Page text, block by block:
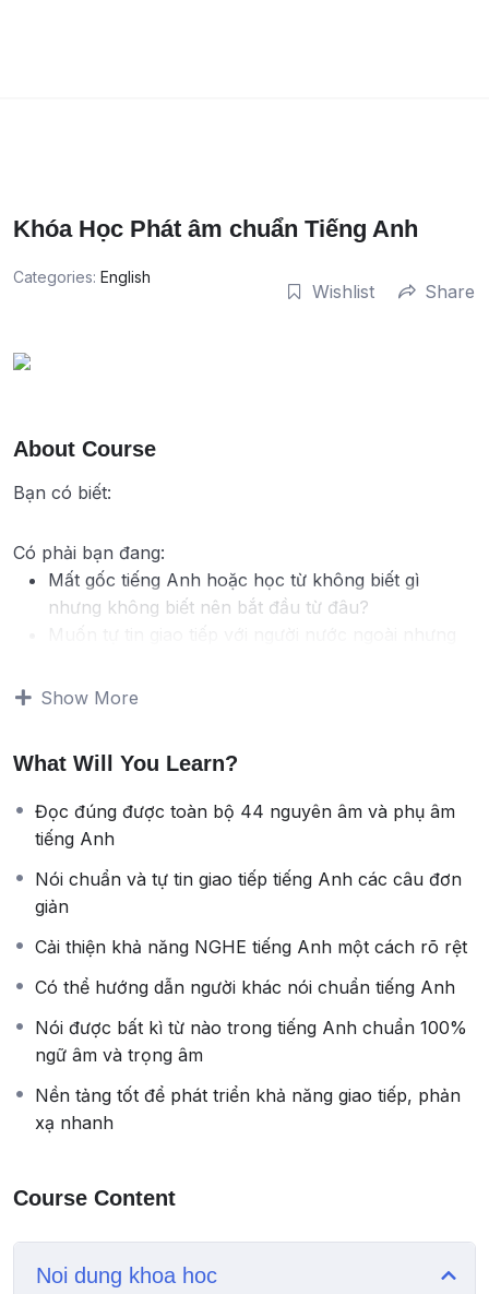
Khóa Học Phát âm chuẩn Tiếng Anh
Categories: English
Wishlist Share
About Course
Bạn có biết:
Có phải bạn đang:
Mất gốc tiếng Anh hoặc học từ không biết gì
nhưng không biết nên bắt đầu từ đâu?
nói?
thích và tự tin nói tiếng Anh?
Bạn muốn học ngoại ngữ online nhưng chưa tìm
được địa chỉ uy tín, phù hợp
Vậy thì đây là khóa học ĐẦU TIÊN và QUAN TRỌNG
NHẤT với bạn. Vì sao?
Khi học tiếng Anh hay bất cứ một ngôn ngữ nào khác
đều có 3 yếu tố: Ngữ âm, từ vựng và ngữ pháp. Trong
3 yếu tố này thì NGỮ ÂM là nền tảng, và nền móng
quan trọng nhất để học tốt tiếng Anh. Và khi có ngữ
âm tốt, thì việc nghe nói tiếng Anh của bạn sẽ trở nên
CỰC KÌ ĐƠN GIẢN.
Khóa học phát âm Tiếng Anh online của giảng viên
Linh Vũ Phát âm chuẩn Tiếng Anh dành cho bất kỳ ai
mới bắt đầu học tiếng Anh, bạn sẽ tiết kiệm rất nhiều
tiếng Anh PHÙ HỢP VÀ HIỆU QUẢ NHẤT DÀNH CHO
Show More
What Will You Learn?
Đọc đúng được toàn bộ 44 nguyên âm và phụ âm
tiếng Anh
Nói chuẩn và tự tin giao tiếp tiếng Anh các câu đơn
giản
Cải thiện khả năng NGHE tiếng Anh một cách rõ rệt
Có thể hướng dẫn người khác nói chuẩn tiếng Anh
Nói được bất kì từ nào trong tiếng Anh chuẩn 100%
ngữ âm và trọng âm
Nền tảng tốt để phát triển khả năng giao tiếp, phản
xạ nhanh
Course Content
Noi dung khoa hoc